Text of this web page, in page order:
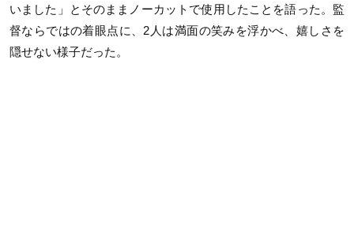
いました」とそのままノーカットで使用したことを語った。監
督ならではの着眼点に、2人は満面の笑みを浮かべ、嬉しさを
隠せない様子だった。